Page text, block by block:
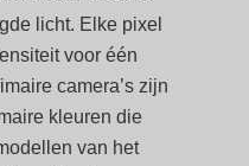
licht. Elke pixel
voor één
camera’s zijn
kleuren die
van het